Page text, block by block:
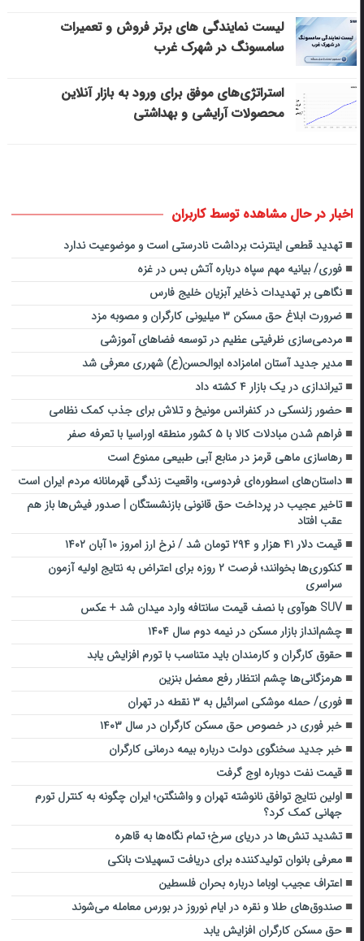
لیست نمایندگی های برتر فروش و تعمیرات
سامسونگ در شهرک غرب
استراتژی‌های موفق برای ورود به بازار آنلاین
محصولات آرایشی و بهداشتی
اخبار در حال مشاهده توسط کاربران
تهدید قطعی اینترنت برداشت نادرستی است و موضوعیت ندارد
فوری/ بیانیه مهم سپاه درباره آتش بس در غزه
نگاهی بر تهدیدات ذخایر آبزیان خلیج‌ فارس
ضرورت ابلاغ حق‌ مسکن ۳ میلیونی کارگران و مصوبه مزد
مردمی‌سازی ظرفیتی عظیم در توسعه فضاهای آموزشی
مدیر جدید آستان امامزاده ابوالحسن(ع) شهرری معرفی شد
تیراندازی در یک بازار ۴ کشته داد
حضور زلنسکی در کنفرانس مونیخ و تلاش برای جذب کمک نظامی
فراهم شدن مبادلات کالا با ۵ کشور منطقه اوراسیا با تعرفه صفر
رهاسازی ماهی قرمز در منابع آبی طبیعی ممنوع است
داستان‌های اسطوره‌ای فردوسی، واقعیت زندگی قهرمانانه‌ مردم ایران است
تاخیر عجیب در پرداخت حق قانونی بازنشستگان | صدور فیش‌ها باز هم
عقب افتاد
قیمت دلار ۴۱ هزار و ۲۹۴ تومان شد / نرخ ارز امروز ۱۰ آبان ۱۴۰۲
کنکوری‌ها بخوانند؛ فرصت ۲ روزه برای اعتراض به نتایج اولیه آزمون
سراسری
SUV هوآوی با نصف قیمت سانتافه وارد میدان شد + عکس
چشم‌انداز بازار مسکن در نیمه دوم سال ۱۴۰۴
حقوق کارگران و کارمندان باید متناسب با تورم افزایش یابد
هرمزگانی‌ها چشم انتظار رفع معضل بنزین
فوری/ حمله موشکی اسرائیل به ۳ نقطه در تهران
خبر فوری در خصوص حق مسکن کارگران در سال ۱۴۰۳
خبر جدید سخنگوی دولت درباره بیمه درمانی کارگران
قیمت نفت دوباره اوج گرفت
اولین نتایج توافق نانوشته تهران و واشنگتن؛ ایران چگونه به کنترل تورم
جهانی کمک کرد؟
تشدید تنش‌ها در دریای سرخ؛ تمام نگاه‌ها به قاهره
معرفی بانوان تولیدکننده برای دریافت تسهیلات بانکی
اعتراف عجیب اوباما درباره بحران فلسطین
صندوق‌های طلا و نقره در ایام نوروز در بورس معامله می‌شوند
حق مسکن کارگران افزایش یابد